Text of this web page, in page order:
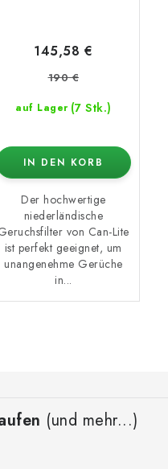
auf Lager (7 Stk.)
145,58 €
190 €
IN DEN KORB
Der hochwertige
niederländische
von Can-Lite
ist perfekt geeignet, um
unangenehme Gerüche
in...
(und mehr...)